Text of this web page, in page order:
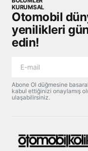
KURUMSAL
Otomobil
yenilikleri
edin!
Abone Ol düğmesine
kabul ettiğinizi onaylamış
ulaşabilirsiniz.